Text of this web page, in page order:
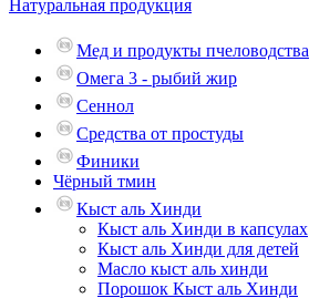
Натуральная продукция
Мед и продукты пчеловодства
Омега 3 - рыбий жир
Сеннол
Средства от простуды
Финики
Чёрный тмин
Кыст аль Хинди
Кыст аль Хинди в капсулах
Кыст аль Хинди для детей
Масло кыст аль хинди
Порошок Кыст аль Хинди